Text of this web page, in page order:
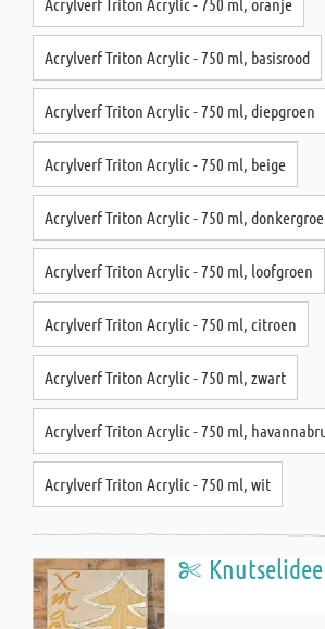
Acrylverf Triton Acrylic - 750 ml, basisrood
Acrylverf Triton Acrylic - 750 ml, diepgroen
Acrylverf Triton Acrylic - 750 ml, beige
Acrylverf Triton Acrylic - 750 ml,
Acrylverf Triton Acrylic - 750 ml, loofgroen
Acrylverf Triton Acrylic - 750 ml, citroen
Acrylverf Triton Acrylic - 750 ml, zwart
Acrylverf Triton Acrylic - 750 ml,
Acrylverf Triton Acrylic - 750 ml, wit
Knutselidee